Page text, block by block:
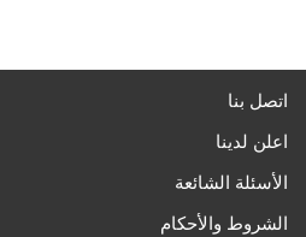
اتصل بنا
اعلن لدينا
الأسئلة الشائعة
الشروط والأحكام